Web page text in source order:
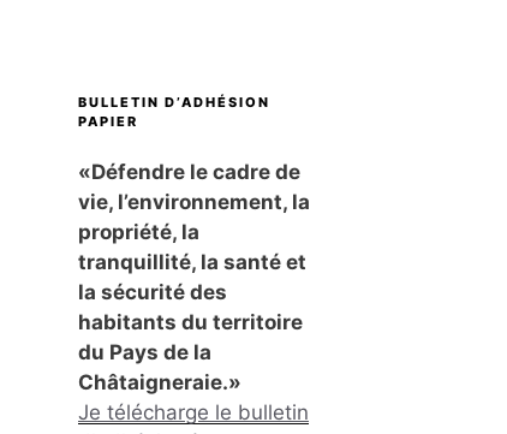
BULLETIN D’ADHÉSION
PAPIER
«Défendre le cadre de
vie, l’environnement, la
propriété, la
tranquillité, la santé et
la sécurité des
habitants du territoire
du Pays de la
Châtaigneraie.»
Je télécharge le bulletin